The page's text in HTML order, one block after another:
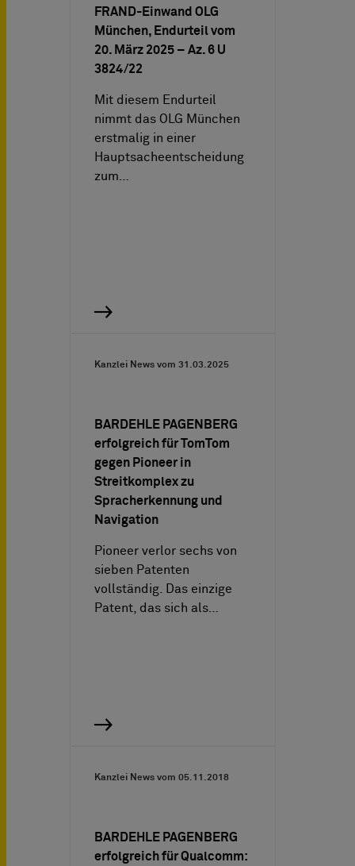
FRAND-Einwand OLG
München, Endurteil vom
20. März 2025 – Az. 6 U
3824/22
Mit diesem Endurteil
nimmt das OLG München
erstmalig in einer
Hauptsacheentscheidung
zum…
Kanzlei News vom 31.03.2025
BARDEHLE PAGENBERG
erfolgreich für TomTom
gegen Pioneer in
Streitkomplex zu
Spracherkennung und
Navigation
Pioneer verlor sechs von
sieben Patenten
vollständig. Das einzige
Patent, das sich als…
Kanzlei News vom 05.11.2018
BARDEHLE PAGENBERG
erfolgreich für Qualcomm: